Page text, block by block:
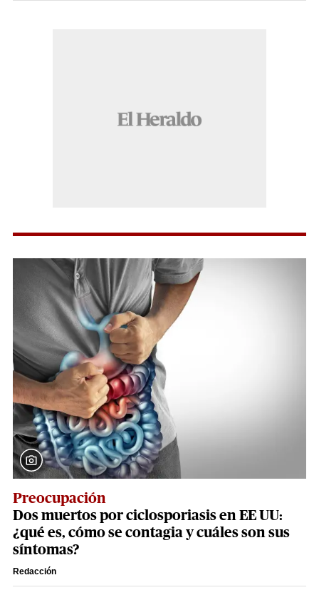
Preocupación
Dos muertos por ciclosporiasis en EE UU:
¿qué es, cómo se contagia y cuáles son sus
síntomas?
Redacción